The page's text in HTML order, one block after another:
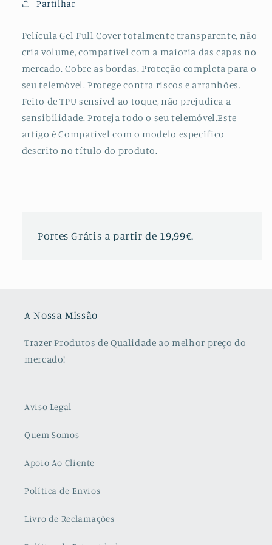
Frente
Verso
para
W31+
Verso
para
LG
W31+
Partilhar
Película Gel Full Cover totalmente transparente, não
cria volume, compatível com a maioria das capas no
mercado. Cobre as bordas. Proteção completa para o
seu telemóvel. Protege contra riscos e arranhões.
Feito de TPU sensível ao toque, não prejudica a
sensibilidade. Proteja todo o seu telemóvel.Este
artigo é Compatível com o modelo específico
descrito no título do produto.
Portes Grátis a partir de 19,99€.
A Nossa Missão
Trazer Produtos de Qualidade ao melhor preço do
mercado!
Aviso Legal
Quem Somos
Apoio Ao Cliente
Política de Envios
Livro de Reclamações